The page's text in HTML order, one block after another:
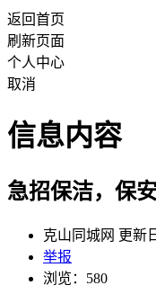
返回首页
刷新页面
个人中心
取消
信息内容
急招保洁，保
克山同城网 更新
举报
浏览：580